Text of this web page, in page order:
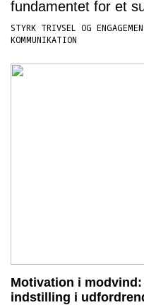
fundamentet for et
STYRK TRIVSEL OG
KOMMUNIKATION
Motivation i
indstilling i